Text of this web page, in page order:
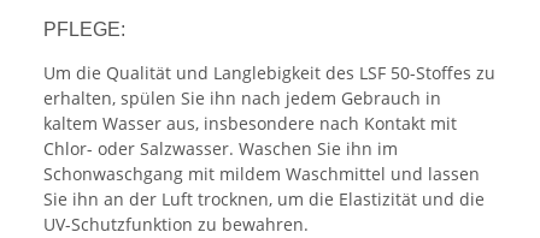
PFLEGE:
Um die Qualität und Langlebigkeit des LSF 50-Stoffes zu
erhalten, spülen Sie ihn nach jedem Gebrauch in
kaltem Wasser aus, insbesondere nach Kontakt mit
Chlor- oder Salzwasser. Waschen Sie ihn im
Schonwaschgang mit mildem Waschmittel und lassen
Sie ihn an der Luft trocknen, um die Elastizität und die
UV-Schutzfunktion zu bewahren.